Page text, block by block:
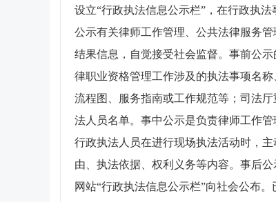
设立“行政执法信息公示栏”，在行政执
公示有关律师工作管理、公共法律服务
结果信息，自觉接受社会监督。事前公
律职业资格管理工作涉及的执法事项名
流程图、服务指南或工作规范等；司法
法人员名单。事中公示是负责律师工作
行政执法人员在进行现场执法活动时，
由、执法依据、权利义务等内容。事后
网站“行政执法信息公示栏”向社会公布